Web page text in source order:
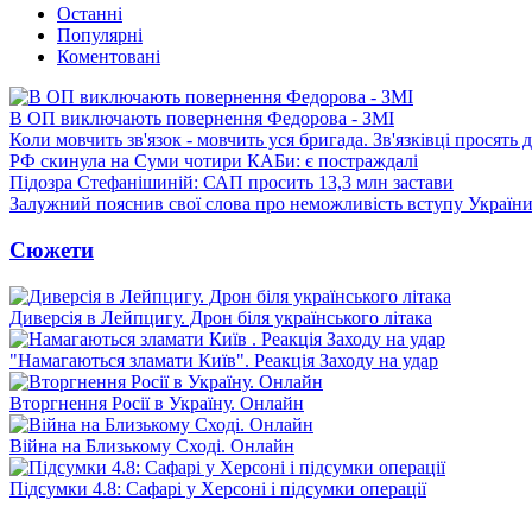
Останні
Популярні
Коментовані
В ОП виключають повернення Федорова - ЗМІ
Коли мовчить зв'язок - мовчить уся бригада. Зв'язківці просять
РФ скинула на Суми чотири КАБи: є постраждалі
Підозра Стефанішиній: САП просить 13,3 млн застави
Залужний пояснив свої слова про неможливість вступу
Сюжети
Диверсія в Лейпцигу. Дрон біля українського літака
"Намагаються зламати Київ". Реакція Заходу на удар
Вторгнення Росії в Україну. Онлайн
Війна на Близькому Сході. Онлайн
Підсумки 4.8: Сафарі у Херсоні і підсумки операції